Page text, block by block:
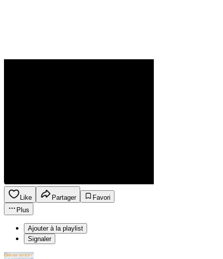
Like Partager
Favori
Plus
Ajouter à la playlist
Signaler